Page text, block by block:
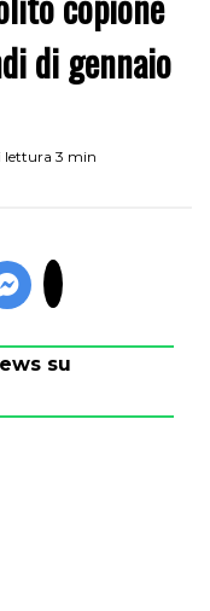
di gennaio
lettura 3 min
su